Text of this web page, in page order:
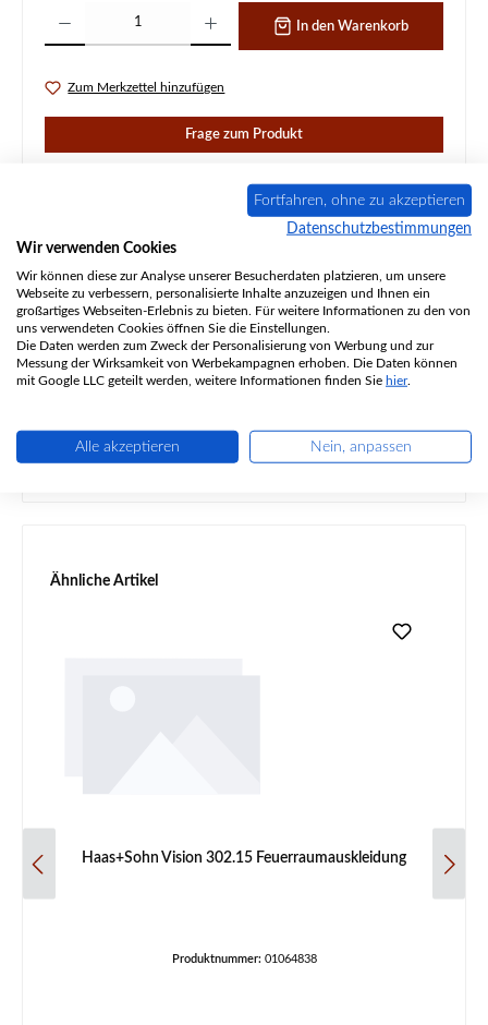
In den Warenkorb
Zum Merkzettel hinzufügen
Frage zum Produkt
Original Zugumlenkung oben für den Kaminofen Haas-Sohn
Vision 302.15 Haas-Sohn Vision 302.15 Zugumlenkung
oben Eckdaten… Mehr
Eigenschaften
Angaben zur Produktsicherheit
Produktgalerie überspringen
Ähnliche Artikel
Haas+Sohn Vision 302.15 Feuerraumauskleidung
Produktnummer: 01064838
Fortfahren, ohne zu akzeptieren
Datenschutzbestimmungen
Wir verwenden Cookies
Wir können diese zur Analyse unserer Besucherdaten platzieren, um unsere
Webseite zu verbessern, personalisierte Inhalte anzuzeigen und Ihnen ein
großartiges Webseiten-Erlebnis zu bieten. Für weitere Informationen zu den von
uns verwendeten Cookies öffnen Sie die Einstellungen.
Die Daten werden zum Zweck der Personalisierung von Werbung und zur
Messung der Wirksamkeit von Werbekampagnen erhoben. Die Daten können
mit Google LLC geteilt werden, weitere Informationen finden Sie hier.
Alle akzeptieren Nein, anpassen